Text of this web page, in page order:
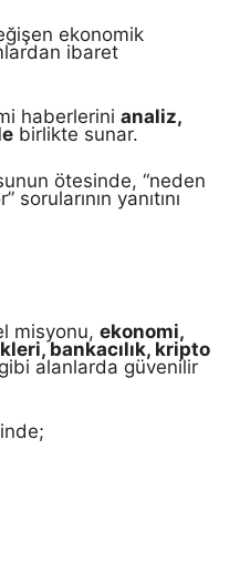
ekonomik
ibaret
haberlerini analiz,
birlikte sunar.
ötesinde, “neden
yanıtını
misyonu, ekonomi,
bankacılık, kripto
gibi alanlarda güvenilir